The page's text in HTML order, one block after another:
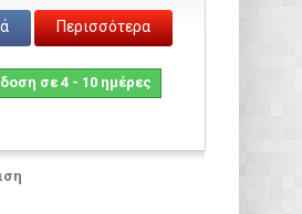
Περισσότερα
σε 4 - 10 ημέρες